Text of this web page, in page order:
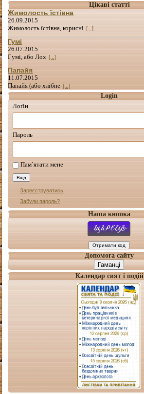
Цікаві статті
Жимолость їстівна
26.09.2015
Жимолость їстівна, корисні [...]
Гумі
26.07.2015
Гумі, або Лох [...]
Папайя
11.07.2015
Папайя (або хлібне [...]
Login
Лоґін
Пароль
Пам`ятати мене
Зареєструватись
Забули пароль?
Наша кнопка
Допомога сайту
Гаманці
Календар свят і подій